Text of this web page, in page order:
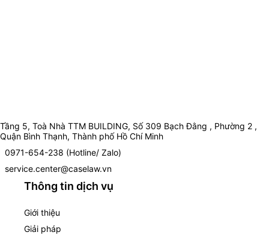
Tầng 5, Toà Nhà TTM BUILDING, Số 309 Bạch Đằng , Phường 2 ,
Quận Bình Thạnh, Thành phố Hồ Chí Minh
0971-654-238 (Hotline/ Zalo)
service.center@caselaw.vn
Thông tin dịch vụ
Giới thiệu
Giải pháp